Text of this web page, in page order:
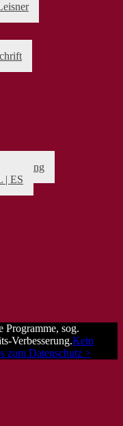
Stiftung
| ES
Programme, sog.
Verbesserung.Kein
zum Datenschutz >